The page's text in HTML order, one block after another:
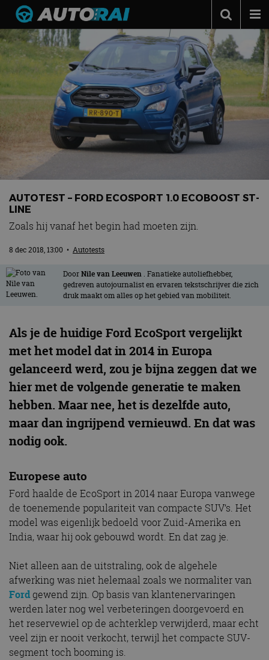
Autonieuws
Podcast
Autotests
Automerken
Adverteren
Contact
MotorRAI.nl
AUTOTEST – FORD ECOSPORT 1.0 ECOBOOST ST-
LINE
Zoals hij vanaf het begin had moeten zijn.
8 dec 2018, 13:00 • Autotests
DoorNile van Leeuwen . Fanatieke autoliefhebber,
gedreven autojournalist en ervaren tekstschrijver die zich
druk maakt om alles op het gebied van mobiliteit.
Als je de huidige Ford EcoSport vergelijkt
met het model dat in 2014 in Europa
gelanceerd werd, zou je bijna zeggen dat we
hier met de volgende generatie te maken
hebben. Maar nee, het is dezelfde auto,
maar dan ingrijpend vernieuwd. En dat was
nodig ook.
Europese auto
Ford haalde de EcoSport in 2014 naar Europa vanwege
de toenemende populariteit van compacte SUV’s. Het
model was eigenlijk bedoeld voor Zuid-Amerika en
India, waar hij ook gebouwd wordt. En dat zag je.
Niet alleen aan de uitstraling, ook de algehele
afwerking was niet helemaal zoals we normaliter van
Fordgewend zijn. Op basis van klantenervaringen
werden later nog wel verbeteringen doorgevoerd en
het reservewiel op de achterklep verwijderd, maar echt
veel zijn er nooit verkocht, terwijl het compacte SUV-
segment toch booming is.